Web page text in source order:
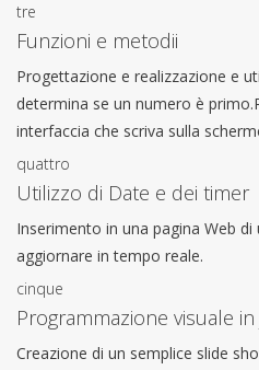
tre
Funzioni e metodii
Progettazione e realizzazione e
determina se un numero è
interfaccia che scriva sulla
quattro
Utilizzo di Date e dei timer
Inserimento in una pagina Web
aggiornare in tempo reale.
cinque
Programmazione visuale
Creazione di un semplice slide